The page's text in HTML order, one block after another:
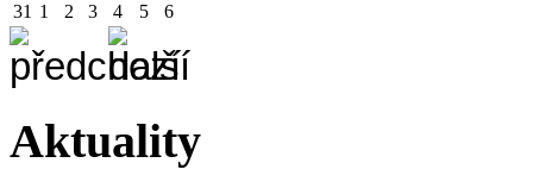
31 1 2 3 4 5 6
Aktuality